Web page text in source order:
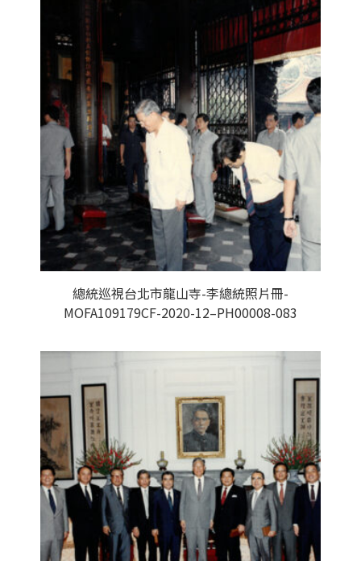
總統巡視台北市龍山寺-李總統照片冊-
MOFA109179CF-2020-12–PH00008-083